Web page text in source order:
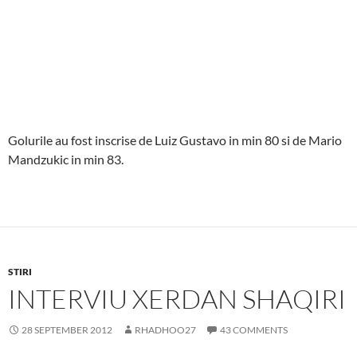
Golurile au fost inscrise de Luiz Gustavo in min 80 si de Mario
Mandzukic in min 83.
STIRI
INTERVIU XERDAN SHAQIRI
28 SEPTEMBER 2012 RHADHOO27 43 COMMENTS